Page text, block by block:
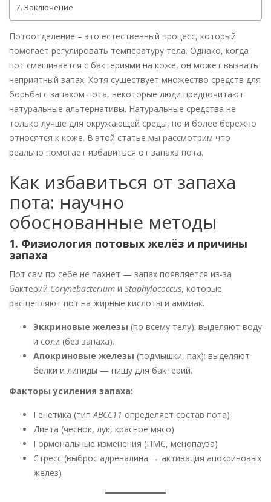
Заключение
Потоотделение – это естественный процесс, который
помогает регулировать температуру тела. Однако, когда
пот смешивается с бактериями на коже, он может вызвать
неприятный запах. Хотя существует множество средств для
борьбы с запахом пота, некоторые люди предпочитают
натуральные альтернативы. Натуральные средства не
только лучше для окружающей среды, но и более бережно
относятся к коже. В этой статье мы рассмотрим что
реально помогает избавиться от запаха пота.
Как избавиться от запаха
пота: научно
обоснованные методы
1. Физиология потовых желёз и причины
запаха
Пот сам по себе не пахнет — запах появляется из-за
бактерий Corynebacterium и Staphylococcus, которые
расщепляют пот на жирные кислоты и аммиак.
Эккриновые железы (по всему телу): выделяют воду
и соли (без запаха).
Апокриновые железы (подмышки, пах): выделяют
белки и липиды — пищу для бактерий.
Факторы усиления запаха:
Генетика (тип ABCC11 определяет состав пота)
Диета (чеснок, лук, красное мясо)
Гормональные изменения (ПМС, менопауза)
Стресс (выброс адреналина → активация апокриновых
желёз)